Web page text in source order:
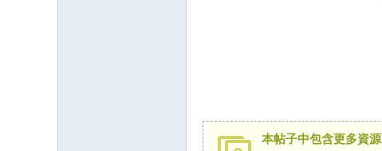
本帖子中包含更多資源